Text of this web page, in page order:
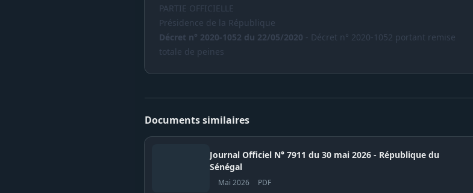
PARTIE OFFICIELLE
Présidence de la République
Décret n° 2020-1052 du 22/05/2020 - Décret n° 2020-1052 portant remise
totale de peines
Documents similaires
Journal Officiel N° 7911 du 30 mai 2026 - République du
Sénégal
Mai 2026 PDF